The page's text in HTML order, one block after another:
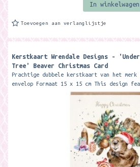
In winkelwagen
Toevoegen aan verlanglijstje
Kerstkaart Wrendale Designs -
Tree' Beaver Christmas Card ​
Prachtige dubbele kerstkaart van het merk
envelop Formaat 15 x 15 cm This design